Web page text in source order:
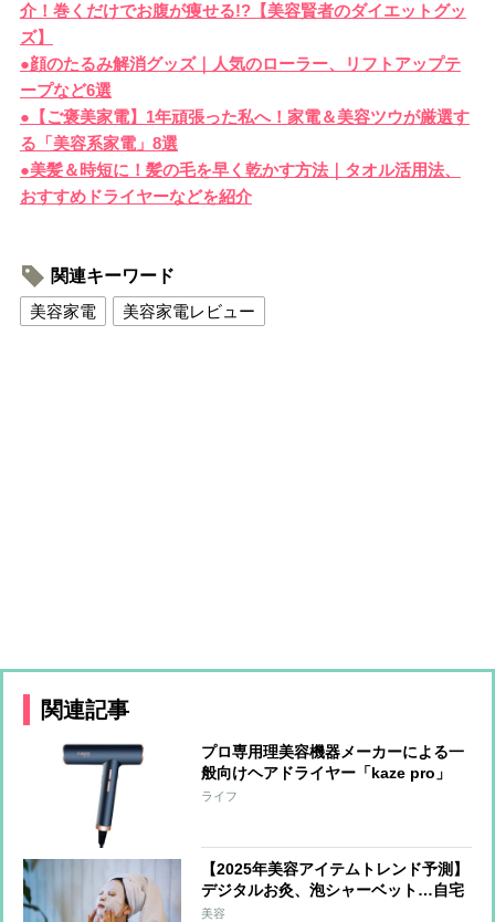
介！巻くだけでお腹が痩せる!?【美容賢者のダイエットグッ
ズ】
●顔のたるみ解消グッズ｜人気のローラー、リフトアップテ
ープなど6選
●【ご褒美家電】1年頑張った私へ！家電＆美容ツウが厳選す
る「美容系家電」8選
●美髪＆時短に！髪の毛を早く乾かす方法｜タオル活用法、
おすすめドライヤーなどを紹介
関連キーワード
美容家電
美容家電レビュー
関連記事
プロ専用理美容機器メーカーによる一
般向けヘアドライヤー「kaze pro」
軽量でコンパクトなのに高い速乾性を
ライフ
【2025年美容アイテムトレンド予測】
デジタルお灸、泡シャーベット…自宅
にこもって体を癒やす「ご自愛グッ
美容